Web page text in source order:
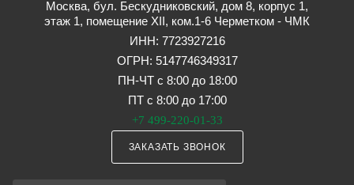
Москва, бул. Бескудниковский, дом 8, корпус 1,
этаж 1, помещение XII, ком.1-6 Черметком - ЧМК
ИНН: 7723927216
ОГРН: 5147746349317
ПН-ЧТ с 8:00 до 18:00
ПТ с 8:00 до 17:00
+7 499-220-01-33
ЗАКАЗАТЬ ЗВОНОК